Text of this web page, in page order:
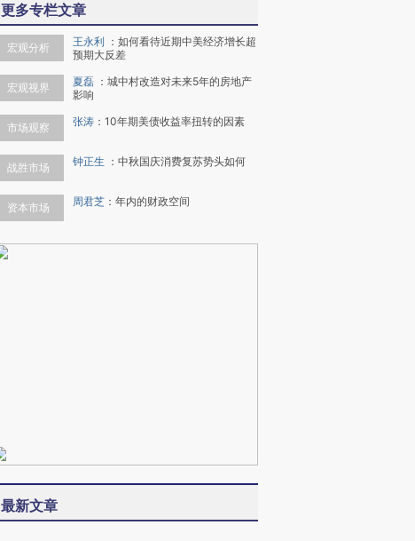
更多专栏文章
宏观分析 王永利 ： 如何看待近期中美经济增长超
预期大反差
宏观视界 夏磊 ： 城中村改造对未来5年的房地产
影响
市场观察 张涛 ： 10年期美债收益率扭转的因素
战胜市场 钟正生 ： 中秋国庆消费复苏势头如何
资本市场 周君芝 ： 年内的财政空间
最新文章